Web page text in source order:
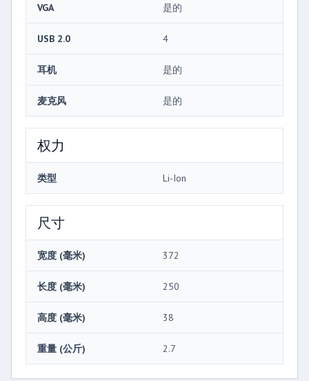
VGA 是的
USB 2.0 4
耳机 是的
麦克风 是的
权力
类型 Li-Ion
尺寸
宽度 (毫米) 372
长度 (毫米) 250
高度 (毫米) 38
重量 (公斤) 2.7